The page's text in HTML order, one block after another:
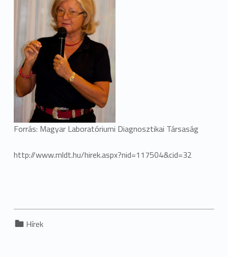
Forrás: Magyar Laboratóriumi Diagnosztikai Társaság
http://www.mldt.hu/hirek.aspx?nid=117504&cid=32
Categorized in:
Hírek